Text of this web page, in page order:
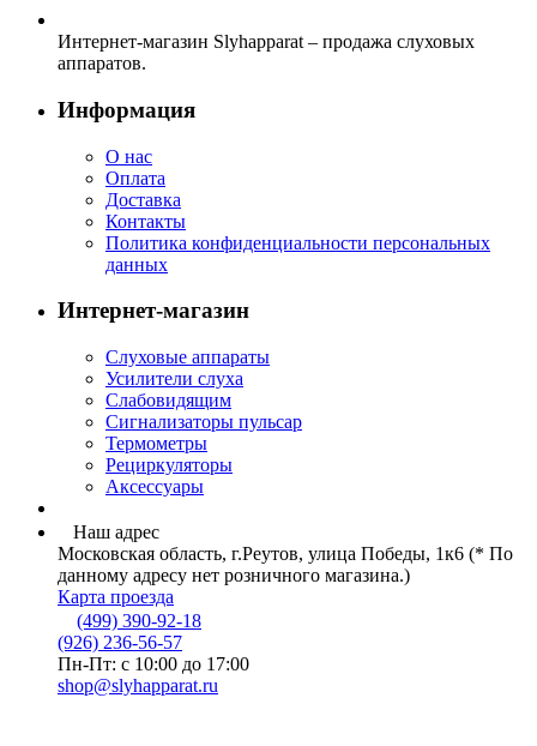
Интернет-магазин Slyhapparat – продажа слуховых
аппаратов.
Информация
О нас
Оплата
Доставка
Контакты
Политика конфиденциальности персональных
данных
Интернет-магазин
Слуховые аппараты
Усилители слуха
Слабовидящим
Сигнализаторы пульсар
Термометры
Рециркуляторы
Аксессуары
Наш адрес
Московская область, г.Реутов, улица Победы, 1к6 (* По
данному адресу нет розничного магазина.)
Карта проезда
(499) 390-92-18
(926) 236-56-57
Пн-Пт: с 10:00 до 17:00
shop@slyhapparat.ru